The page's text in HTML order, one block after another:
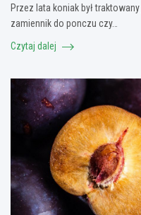
Przez lata koniak był
zamiennik do ponczu czy…
Czytaj dalej